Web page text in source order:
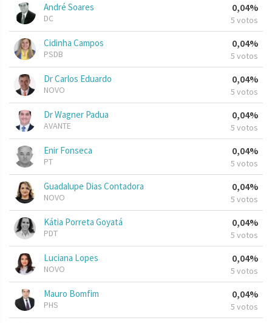
André Soares
DC
0,04%
5 votos
Cidinha Campos
PSDB
0,04%
5 votos
Dr Carlos Eduardo
NOVO
0,04%
5 votos
Dr Wagner Padua
AVANTE
0,04%
5 votos
Enir Fonseca
PT
0,04%
5 votos
Guadalupe Dias Contadora
NOVO
0,04%
5 votos
Kátia Porreta Goyatá
PDT
0,04%
5 votos
Luciana Lopes
NOVO
0,04%
5 votos
Mauro Bomfim
PHS
0,04%
5 votos